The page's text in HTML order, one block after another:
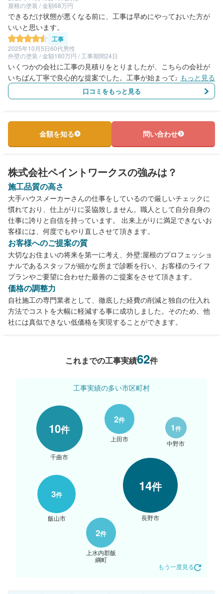
屋根の塗装 / 金額68万円
できるだけ状態が悪くなる前に、工事は早めにやっておいた方が
いいと思います。
工事
2025年10月5日60代男性
外壁の塗装 / 金額180万円 / 工事期間24日
いくつかの会社に工事の見積りをとりましたが、こちらの会社が
いちばん丁寧で良心的な提案でした。工事が始まってからも細か
く説明してくれ、思っていた以上の仕上がりでした。とても満足
しています。外壁、屋根瓦の塗装、一部外壁の修理以外に、雨樋
は新築の様に生まれ変わりました。価格も良心的で、こちら会社
は超おすすめです。
もっと見る
口コミをもっと見る
金額を知る 問い合わせ
株式会社ペイントワークスの強みは？
施工品質の高さ
大手ハウスメーカーさんの仕事をしているので厳しいチェックに
慣れており、仕上がりに妥協致しません。職人として自分自身の
仕事に誇りと自信を持っています。 出来上がりに満足できないお
客様には、何度でもやり直しさせて頂きます。
お客様へのご提案の質
大切なお住まいの将来を第一に考え、外壁:屋根のプロフェッショ
ナルであるスタッフが細かな所まで診断を行い、お客様のライフ
プランやご要望に合わせた最善のご提案をさせて頂きます。
価格の調整力
自社施工の専門業者として、徹底した経費の削減と独自の仕入れ
方法でコストを大幅に軽減する事に成功しました。そのため、他
社には真似できない低価格を実現することができます。
これまでの工事実績62件
14件
長野市
10件
千曲市
3件
飯山市
2件
上田市
2件
上水内郡飯
綱町
1件
中野市
工事実績の多い市区町村
もう一度見る